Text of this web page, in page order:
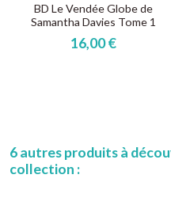
BD Le Vendée Globe de
Samantha Davies Tome 1
16,00 €
6 autres produits à
collection :